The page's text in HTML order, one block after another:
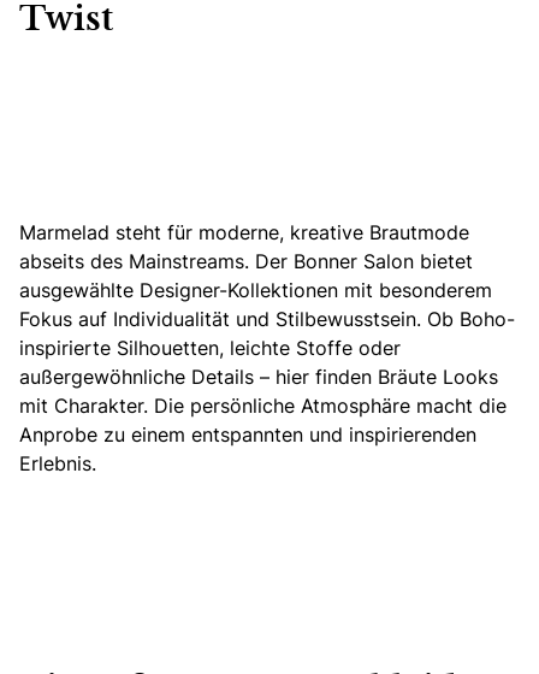
Twist
Marmelad steht für moderne, kreative Brautmode
abseits des Mainstreams. Der Bonner Salon bietet
ausgewählte Designer-Kollektionen mit besonderem
Fokus auf Individualität und Stilbewusstsein. Ob Boho-
inspirierte Silhouetten, leichte Stoffe oder
außergewöhnliche Details – hier finden Bräute Looks
mit Charakter. Die persönliche Atmosphäre macht die
Anprobe zu einem entspannten und inspirierenden
Erlebnis.